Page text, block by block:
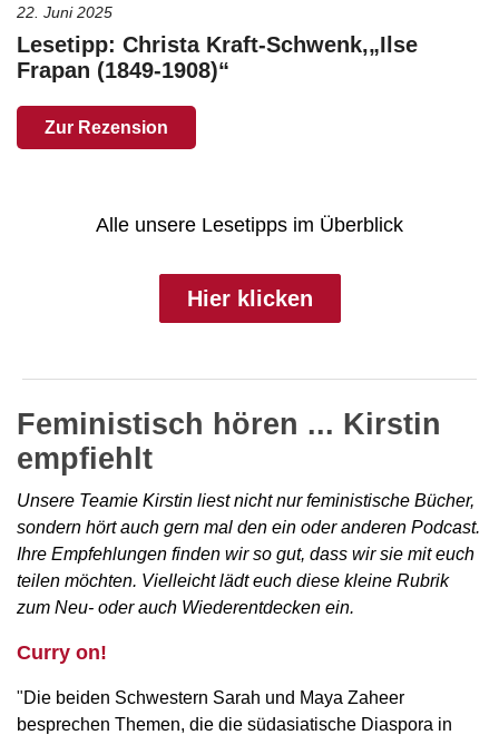
22. Juni 2025
Lesetipp: Christa Kraft-Schwenk,„Ilse
Frapan (1849-1908)“
Zur Rezension
Alle unsere Lesetipps im Überblick
Hier klicken
Feministisch hören ... Kirstin
empfiehlt
Unsere Teamie Kirstin liest nicht nur feministische Bücher,
sondern hört auch gern mal den ein oder anderen Podcast.
Ihre Empfehlungen finden wir so gut, dass wir sie mit euch
teilen möchten. Vielleicht lädt euch diese kleine Rubrik
zum Neu- oder auch Wiederentdecken ein.
Curry on!
"Die beiden Schwestern Sarah und Maya Zaheer
besprechen Themen, die die südasiatische Diaspora in